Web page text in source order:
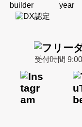
受付時間